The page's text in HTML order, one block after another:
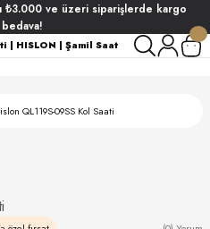
₺3.000 ve üzeri siparişlerde kargo
bedava!
QL119S-09SS Kol Saati